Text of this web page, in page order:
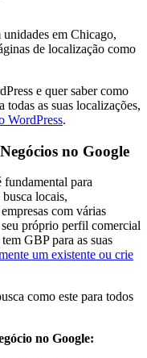
em Chicago,
de localização como
e quer saber como
todas as suas localizações,
WordPress.
no Google
para
locais,
com várias
próprio perfil comercial
GBP para as suas
um existente ou crie
como este para todos
no Google: